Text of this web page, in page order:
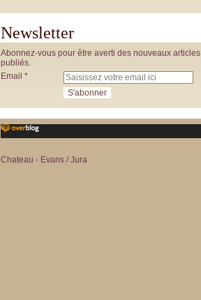
Newsletter
Abonnez-vous pour être averti des nouveaux articles
publiés.
Email
Chateau - Evans / Jura